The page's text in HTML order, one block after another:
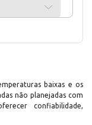
baixas e os
não planejadas com
confiabilidade,